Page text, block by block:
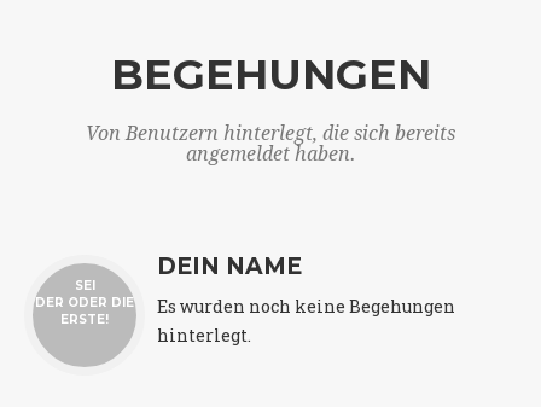
BEGEHUNGEN
Von Benutzern hinterlegt, die sich bereits
angemeldet haben.
SEI
DER ODER DIE
ERSTE!
DEIN NAME
Es wurden noch keine Begehungen
hinterlegt.